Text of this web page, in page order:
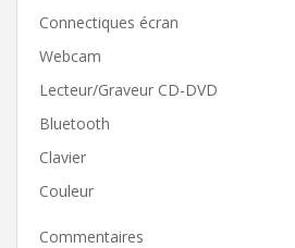
Connectiques écran
Webcam
Lecteur/Graveur CD-DVD
Bluetooth
Clavier
Couleur
Commentaires